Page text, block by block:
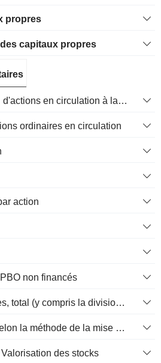
propres
capitaux propres
ECS Nombre total d'actions en circulation à la date de dépôt
ordinaires en circulation
action
non financés
Intérêts minoritaires, total (y compris la division financière)
Investissements selon la méthode de la mise en équivalence, total
des stocks